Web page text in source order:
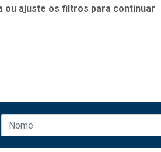
ou ajuste os filtros para continuar